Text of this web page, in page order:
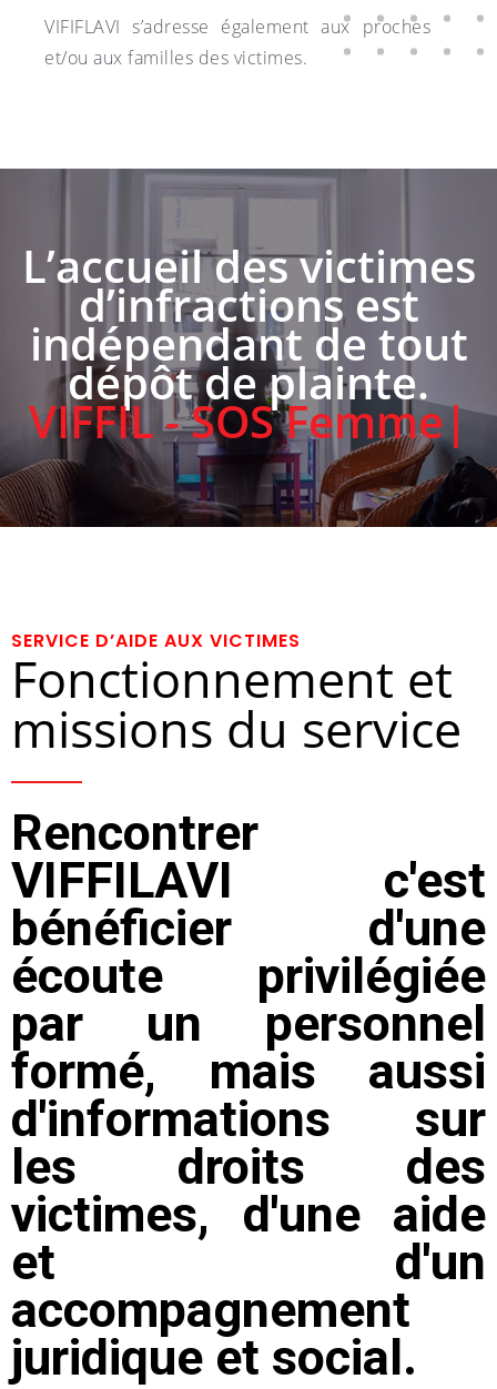
VIFIFLAVI s’adresse également aux proches
et/ou aux familles des victimes.
L’accueil des victimes
d’infractions est
indépendant de tout
dépôt de plainte.
VIFFIL - S|
SERVICE D’AIDE AUX VICTIMES
Fonctionnement et
missions du service
Rencontrer
VIFFILAVI c'est
bénéficier d'une
écoute privilégiée
par un personnel
formé, mais aussi
d'informations sur
les droits des
victimes, d'une aide
et d'un
accompagnement
juridique et social.